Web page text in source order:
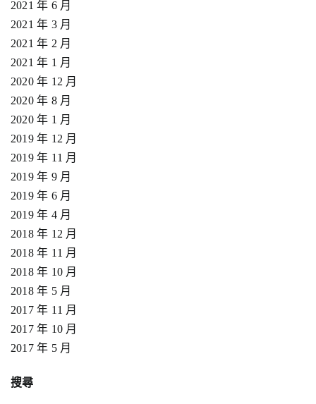
2021 年 6 月
2021 年 3 月
2021 年 2 月
2021 年 1 月
2020 年 12 月
2020 年 8 月
2020 年 1 月
2019 年 12 月
2019 年 11 月
2019 年 9 月
2019 年 6 月
2019 年 4 月
2018 年 12 月
2018 年 11 月
2018 年 10 月
2018 年 5 月
2017 年 11 月
2017 年 10 月
2017 年 5 月
搜尋